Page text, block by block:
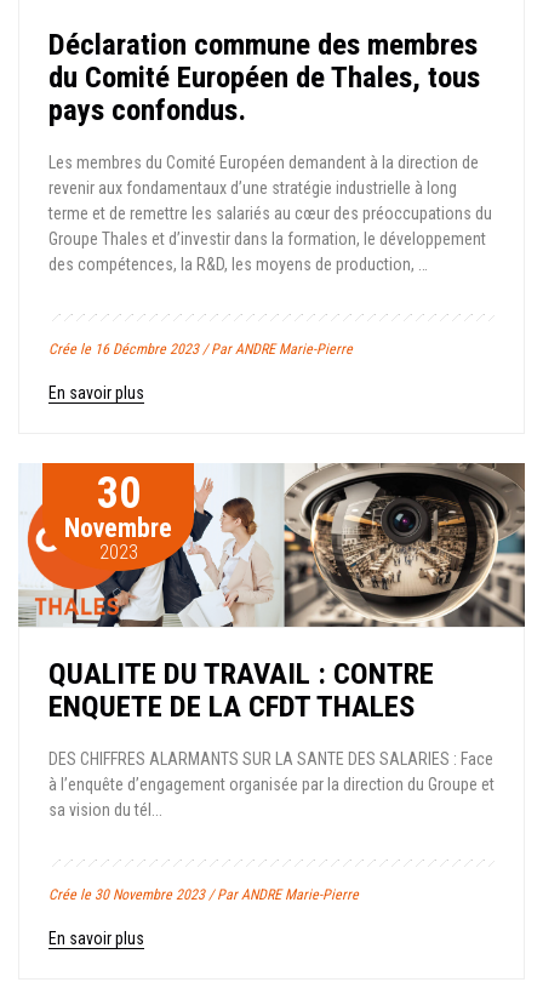
Déclaration commune des membres
du Comité Européen de Thales, tous
pays confondus.
Les membres du Comité Européen demandent à la direction de
revenir aux fondamentaux d’une stratégie industrielle à long
terme et de remettre les salariés au cœur des préoccupations du
Groupe Thales et d’investir dans la formation, le développement
des compétences, la R&D, les moyens de production, …
Crée le 16 Décmbre 2023 / Par ANDRE Marie-Pierre
En savoir plus
30
Novembre
2023
QUALITE DU TRAVAIL : CONTRE
ENQUETE DE LA CFDT THALES
DES CHIFFRES ALARMANTS SUR LA SANTE DES SALARIES : Face
à l’enquête d’engagement organisée par la direction du Groupe et
sa vision du tél...
Crée le 30 Novembre 2023 / Par ANDRE Marie-Pierre
En savoir plus